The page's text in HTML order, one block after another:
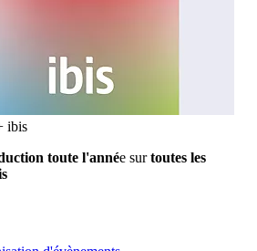
ibis
toute l'année surtoutes les